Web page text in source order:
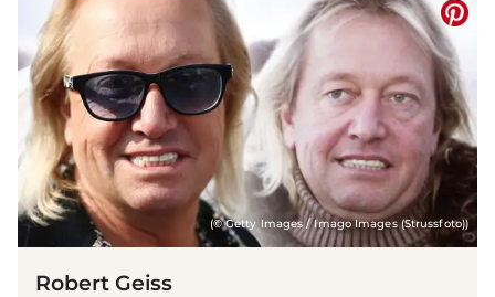
(© Getty Images / Imago Images (Strussfoto))
Robert Geiss